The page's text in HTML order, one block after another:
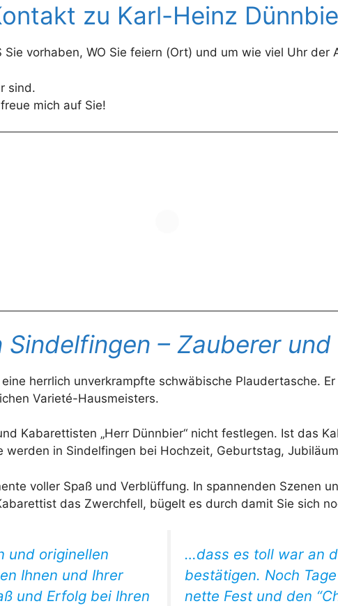
zu Karl-Heinz
vorhaben, WO Sie feiern (Ort) und um wie viel Uhr der
sind.
mich auf Sie!
– Zauberer
herrlich unverkrampfte schwäbische Plaudertasche.
Varieté-Hausmeisters.
Kabarettisten „Herr Dünnbier“ nicht festlegen. Ist das
werden in Sindelfingen bei Hochzeit, Geburtstag,
voller Spaß und Verblüffung. In spannenden Szenen
das Zwerchfell, bügelt es durch damit Sie sich
und originellen
Ihnen und Ihrer
und Erfolg bei Ihren
…dass es toll war an
bestätigen. Noch
nette Fest und den